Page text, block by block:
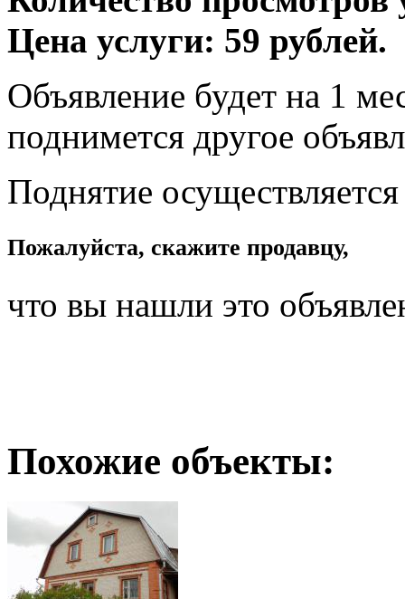
Цена услуги: 59 рублей.
Объявление будет на 1
поднимется другое
Поднятие
Пожалуйста, скажите продавцу,
что вы нашли это
Похожие объекты: